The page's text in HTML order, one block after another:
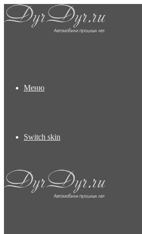
Меню
Switch skin